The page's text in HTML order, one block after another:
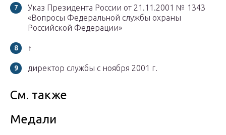
Указ Президента России от 21.11.2001 № 1343
«Вопросы Федеральной службы охраны
Российской Федерации»
↑
директор службы с ноября 2001 г.
См. также
Медали